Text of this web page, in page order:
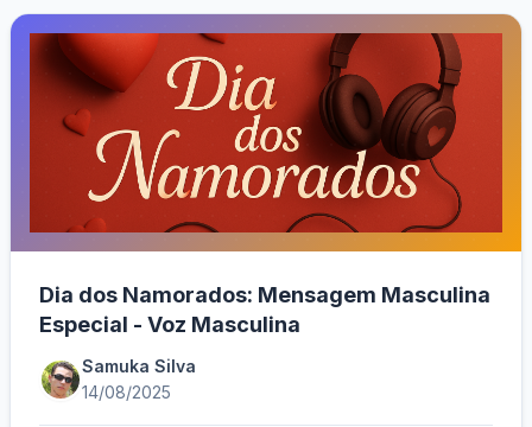
Dia dos Namorados: Mensagem Masculina
Especial - Voz Masculina
Samuka Silva
14/08/2025